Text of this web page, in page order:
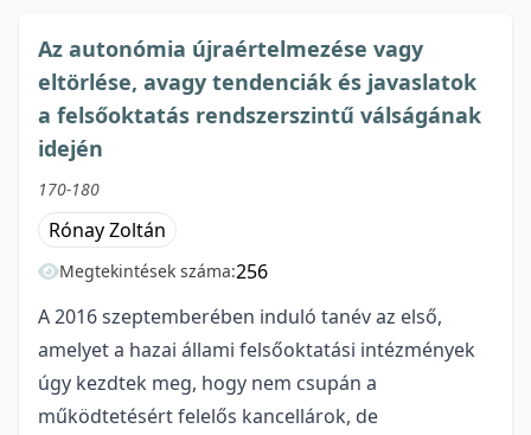
Az autonómia újraértelmezése vagy
eltörlése, avagy tendenciák és javaslatok
a felsőoktatás rendszerszintű válságának
idején
170-180
Rónay Zoltán
Megtekintések száma:256
A 2016 szeptemberében induló tanév az első,
amelyet a hazai állami felsőoktatási intézmények
úgy kezdtek meg, hogy nem csupán a
működtetésért felelős kancellárok, de